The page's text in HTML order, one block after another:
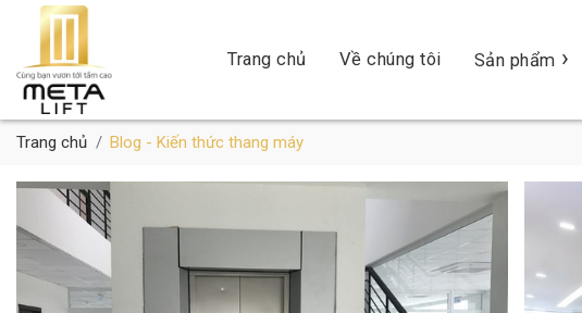
Trang chủ Về chúng tôi Sản phẩm ›
Trang chủ Blog - Kiến thức thang máy